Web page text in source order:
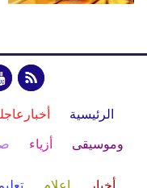
الرئيسية
وموسيقى أزياء